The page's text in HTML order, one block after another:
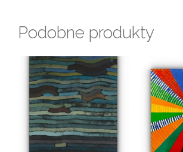
Podobne produkty